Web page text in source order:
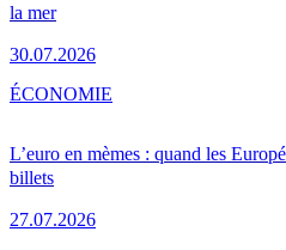
la mer
30.07.2026
L’euro en mèmes : quand les
billets
27.07.2026
ÉCONOMIE